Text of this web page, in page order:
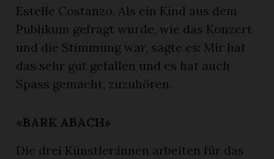
Estelle Costanzo. Als ein Kind aus dem
Publikum gefragt wurde, wie das Konzert
und die Stimmung war, sagte es: Mir hat
das sehr gut gefallen und es hat auch
Spass gemacht, zuzuhören.
«BARK ABACH»
Die drei Künstler:innen arbeiten für das